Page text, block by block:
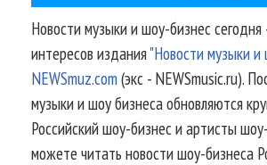
Новости музыки и шоу-бизнес сегодня
интересов издания"Новости музыки
NEWSmuz.com(экс - NEWSmusic.ru).
музыки и шоу бизнеса обновляются
Российский шоу-бизнес и артисты
можете читать новости шоу-бизнеса